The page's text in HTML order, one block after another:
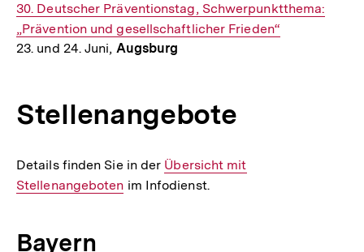
Interner
Link:
30. Deutscher Präventionstag, Schwerpunktthema:
„Prävention und gesellschaftlicher Frieden“
23. und 24. Juni, Augsburg
Stellenangebote
Details finden Sie in der Interner
Link:
Übersicht mit
Stellenangeboten im Infodienst.
Bayern